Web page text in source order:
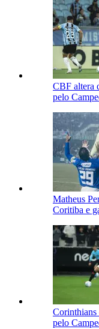
CBF altera
pelo
Matheus
Coritiba e
Corinthians
pelo